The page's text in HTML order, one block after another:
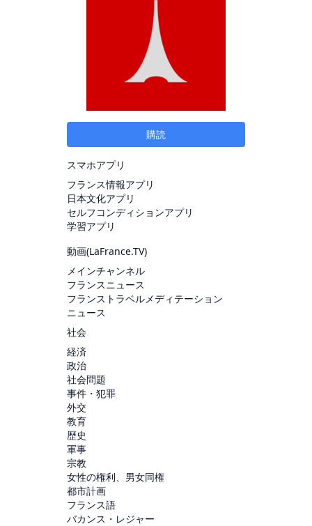
購読
スマホアプリ
フランス情報アプリ
日本文化アプリ
セルフコンディションアプリ
学習アプリ
動画(LaFrance.TV)
メインチャンネル
フランスニュース
フランストラベルメディテーション
ニュース
社会
経済
政治
社会問題
事件・犯罪
外交
教育
歴史
軍事
宗教
女性の権利、男女同権
都市計画
フランス語
バカンス・レジャー